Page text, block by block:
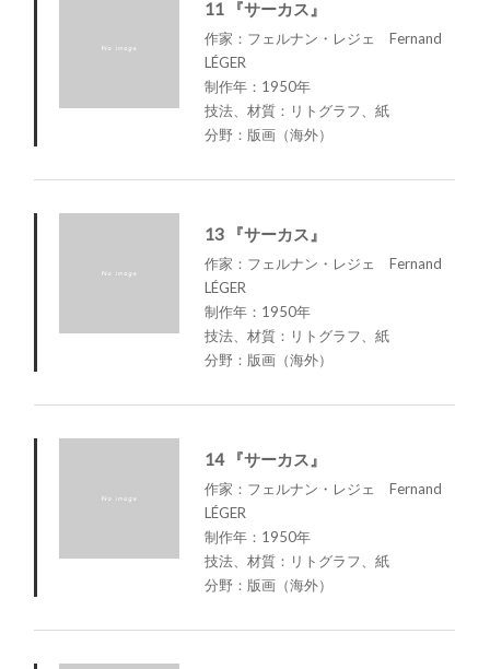
11 『サーカス』
作家：フェルナン・レジェ Fernand
LÉGER
制作年：1950年
技法、材質：リトグラフ、紙
分野：版画（海外）
13 『サーカス』
作家：フェルナン・レジェ Fernand
LÉGER
制作年：1950年
技法、材質：リトグラフ、紙
分野：版画（海外）
14 『サーカス』
作家：フェルナン・レジェ Fernand
LÉGER
制作年：1950年
技法、材質：リトグラフ、紙
分野：版画（海外）